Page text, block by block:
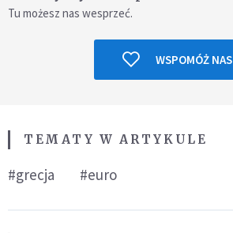
Tu możesz nas wesprzeć.
WSPOMÓŻ NAS
TEMATY W ARTYKULE
#grecja #euro